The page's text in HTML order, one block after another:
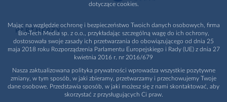
PARTNERZY
dotyczące cookies.
Mając na względzie ochronę i bezpieczeństwo Twoich danych osobowych, firma
Bio-Tech Media sp. z o.o., przykładając szczególną wagę do ich ochrony,
dostosowała swoje zasady ich przetwarzania do obowiązującego od dnia 25
maja 2018 roku Rozporządzenia Parlamentu Europejskiego i Rady (UE) z dnia 27
kwietnia 2016 r. nr 2016/679
Nasza zaktualizowana polityka prywatności wprowadza wszystkie pozytywne
zmiany, w tym sposób, w jaki zbieramy, przetwarzamy i przechowujemy Twoje
dane osobowe. Przedstawia sposób, w jaki możesz się z nami skontaktować, aby
skorzystać z przysługujących Ci praw.